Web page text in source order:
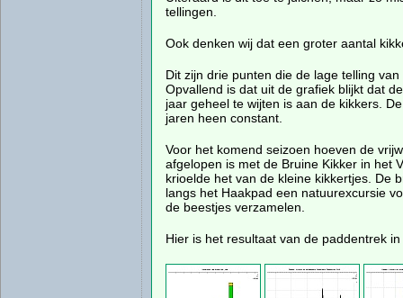
tellingen.
Ook denken wij dat een groter aantal
Dit zijn drie punten die de lage telling
Opvallend is dat uit de grafiek blijkt dat
jaar geheel te wijten is aan de kikkers.
jaren heen constant.
Voor het komend seizoen hoeven de
afgelopen is met de Bruine Kikker in het
krioelde het van de kleine kikkertjes. De
langs het Haakpad een natuurexcursie
de beestjes verzamelen.
Hier is het resultaat van de paddentrek